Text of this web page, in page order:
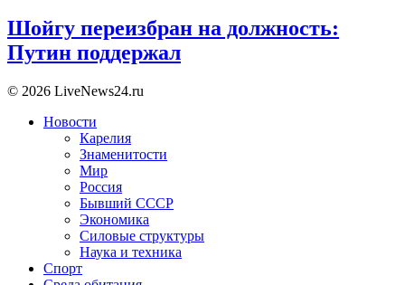
Шойгу переизбран на должность:
Путин поддержал
© 2026 LiveNews24.ru
Новости
Карелия
Знаменитости
Мир
Россия
Бывший СССР
Экономика
Силовые структуры
Наука и техника
Спорт